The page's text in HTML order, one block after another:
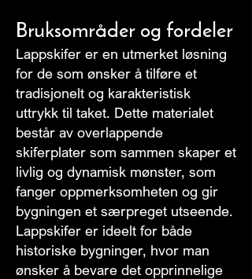
Bruksområder og fordeler
Lappskifer er en utmerket løsning
for de som ønsker å tilføre et
tradisjonelt og karakteristisk
uttrykk til taket. Dette materialet
består av overlappende
skiferplater som sammen skaper et
livlig og dynamisk mønster, som
fanger oppmerksomheten og gir
bygningen et særpreget utseende.
Lappskifer er ideelt for både
historiske bygninger, hvor man
ønsker å bevare det opprinnelige